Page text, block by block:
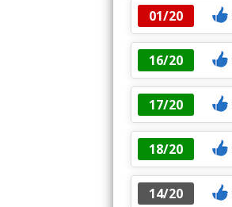
01/20
16/20
17/20
18/20
14/20